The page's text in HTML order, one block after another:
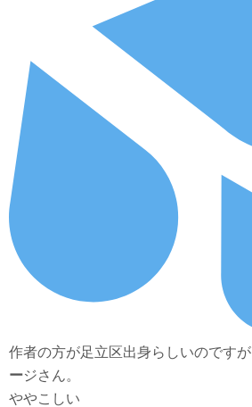
作者の方が足立区出身らしいのですが
ージさん。
ややこしい